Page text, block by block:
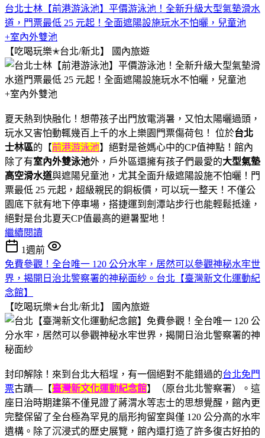
台北士林【前港游泳池】平價游泳池！全新升級大型氣墊滑水
道，門票最低 25 元起！全面遮陽設施玩水不怕曬，兒童池
+室內外雙池
【吃喝玩樂✭台北/新北】
國內旅遊
夏天熱到快融化！想帶孩子出門放電消暑，又怕太陽曬過頭，
玩水又害怕動輒幾百上千的水上樂園門票傷荷包！ 位於台北
士林區的【前港游泳池】絕對是爸媽心中的CP值神點！館內
除了有室內外雙泳池外，戶外區還擁有孩子們最愛的大型氣墊
高空滑水道與遮陽兒童池，尤其全面升級遮陽設施不怕曬！門
票最低 25 元起，超級親民的銅板價，可以玩一整天！不僅公
園底下就有地下停車場，搭捷運到劍潭站步行也能輕鬆抵達，
絕對是台北夏天CP值最高的避暑聖地！
繼續閱讀
1週前
免費參觀！全台唯一 120 公分水牢，居然可以參觀神秘水牢世
界，揭開日治北警察署的神秘面紗。台北【臺灣新文化運動紀
念館】
【吃喝玩樂✭台北/新北】
國內旅遊
封印解除！來到台北大稻埕，有一個絕對不能錯過的台北免門
票古蹟—【臺灣新文化運動紀念館】（原台北北警察署）。這
座日治時期建築不僅見證了蔣渭水等志士的思想覺醒，館內更
完整保留了全台極為罕見的扇形拘留室與僅 120 公分高的水牢
遺構。除了沉浸式的歷史展覽，館內還打造了許多復古好拍的